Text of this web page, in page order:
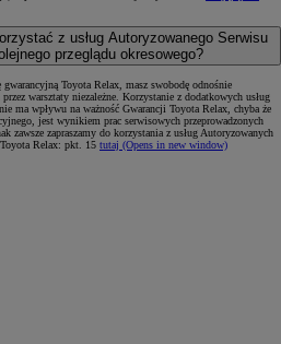
z usług Autoryzowanego Serwisu
przeglądu okresowego?
Toyota Relax, masz swobodę odnośnie
warsztaty niezależne. Korzystanie z dodatkowych usług
ma wpływu na ważność Gwarancji Toyota Relax, chyba że
jest wynikiem prac serwisowych przeprowadzonych
zawsze zapraszamy do korzystania z usług Autoryzowanych
Relax: pkt. 15 tutaj (Opens in new window)